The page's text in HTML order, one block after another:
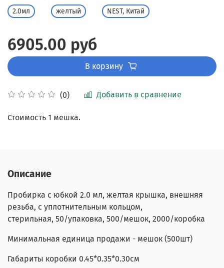
(0) Добавить в сравнение
2.0мл желтый NEST, Китай
6905.00 руб
В корзину
Стоимость 1 мешка.
Описание
Пробирка с юбкой 2.0 мл, желтая крышка, внешняя
резьба, с уплотнительным кольцом,
стерильная, 50/упаковка, 500/мешок, 2000/коробка
Минимальная единица продажи - мешок (500шт)
Габариты коробки 0.45*0.35*0.30см